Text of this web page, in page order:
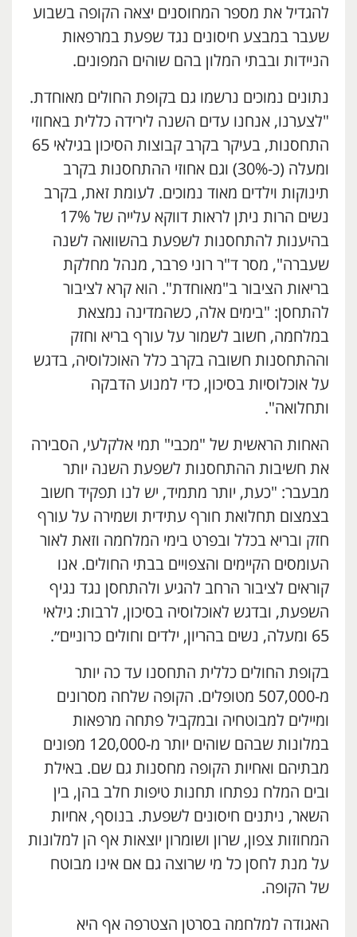
להגדיל את מספר המחוסנים יצאה הקופה בשבוע
שעבר במבצע חיסונים נגד שפעת במרפאות
הניידות ובבתי המלון בהם שוהים המפונים.
נתונים נמוכים נרשמו גם בקופת החולים מאוחדת.
"לצערנו, אנחנו עדים השנה לירידה כללית באחוזי
התחסנות, בעיקר בקרב קבוצות הסיכון בגילאי 65
ומעלה (כ-30%) וגם אחוזי ההתחסנות בקרב
תינוקות וילדים מאוד נמוכים. לעומת זאת, בקרב
נשים הרות ניתן לראות דווקא עלייה של 17%
בהיענות להתחסנות לשפעת בהשוואה לשנה
שעברה", מסר ד"ר רוני פרבר, מנהל מחלקת
בריאות הציבור ב"מאוחדת". הוא קרא לציבור
להתחסן: "בימים אלה, כשהמדינה נמצאת
במלחמה, חשוב לשמור על עורף בריא וחזק
וההתחסנות חשובה בקרב כלל האוכלוסיה, בדגש
על אוכלוסיות בסיכון, כדי למנוע הדבקה
ותחלואה".
האחות הראשית של "מכבי" תמי אלקלעי, הסבירה
את חשיבות ההתחסנות לשפעת השנה יותר
מבעבר: "כעת, יותר מתמיד, יש לנו תפקיד חשוב
בצמצום תחלואת חורף עתידית ושמירה על עורף
חזק ובריא בכלל ובפרט בימי המלחמה וזאת לאור
העומסים הקיימים והצפויים בבתי החולים. אנו
קוראים לציבור הרחב להגיע ולהתחסן נגד נגיף
השפעת, ובדגש לאוכלוסיה בסיכון, לרבות: גילאי
65 ומעלה, נשים בהריון, ילדים וחולים כרוניים״.
בקופת החולים כללית התחסנו עד כה יותר
מ-507,000 מטופלים. הקופה שלחה מסרונים
ומיילים למבוטחיה ובמקביל פתחה מרפאות
במלונות שבהם שוהים יותר מ-120,000 מפונים
מבתיהם ואחיות הקופה מחסנות גם שם. באילת
ובים המלח נפתחו תחנות טיפות חלב בהן, בין
השאר, ניתנים חיסונים לשפעת. בנוסף, אחיות
המחוזות צפון, שרון ושומרון יוצאות אף הן למלונות
על מנת לחסן כל מי שרוצה גם אם אינו מבוטח
של הקופה.
האגודה למלחמה בסרטן הצטרפה אף היא